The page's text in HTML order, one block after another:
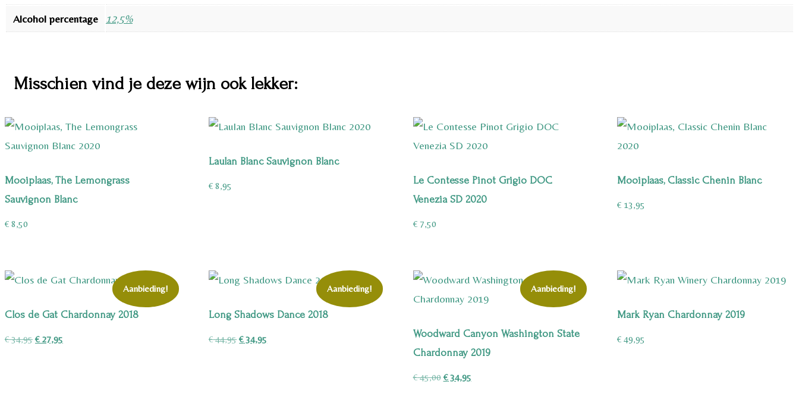
Alcohol percentage 12,5%
Misschien vind je deze wijn ook lekker:
Mooiplaas, The Lemongrass
Sauvignon Blanc
€ 8,50
Laulan Blanc Sauvignon Blanc
€ 8,95
Le Contesse Pinot Grigio DOC
Venezia SD 2020
€7,50
Mooiplaas, Classic Chenin Blanc
€13,95
Aanbieding!
Clos de Gat Chardonnay 2018
€34,95 Oorspronkelijke
€27,95
Aanbieding!
Long Shadows Dance 2018
€44,95 Oorspronkelijke
€34,95
Aanbieding!
Woodward Canyon Washington State
Chardonnay 2019
€45,00 Oorspronkelijke
€34,95Huidige
Mark Ryan Chardonnay 2019
€49,95